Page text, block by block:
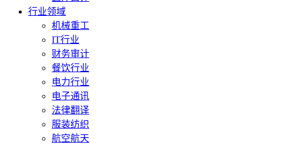
行业领域
机械重工
IT行业
财务审计
餐饮行业
电力行业
电子通讯
法律翻译
服装纺织
航空航天